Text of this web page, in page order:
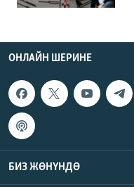
ОНЛАЙН ШЕРИНЕ
БИЗ ЖӨНҮНДӨ